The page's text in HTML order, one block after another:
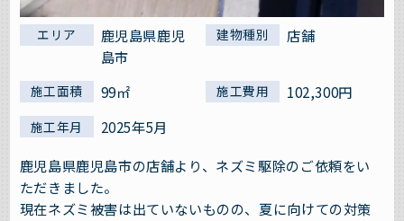
エリア
鹿児島県鹿児
島市
建物種別 店舗
施工面積 99㎡ 施工費用 102,300円
施工年月
2025年5月
鹿児島県鹿児島市の店舗より、ネズミ駆除のご依頼をい
ただきました。
現在ネズミ被害は出ていないものの、夏に向けての対策